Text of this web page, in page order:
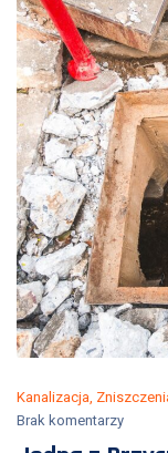
Kanalizacja,
Brak komentarzy